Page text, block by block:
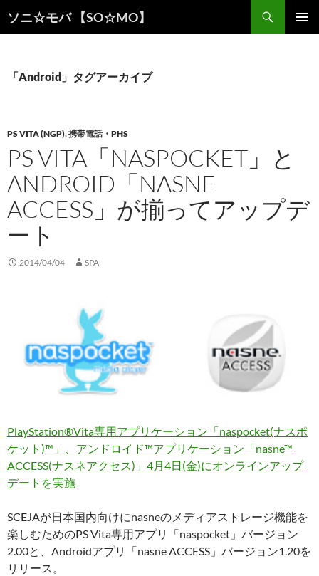
ソニ☆モバ 【SO☆MO】
索
ン
キ
ッ
プ
「Android」タグアーカイブ
PS VITA (NGP),携帯電話・PHS
PS VITA「NASPOCKET」と
ANDROID「NASNE
ACCESS」が揃ってアップデ
ート
2014/04/04 SPA
PlayStation®Vita専用アプリケーション「naspocket(ナスポ
ケット)™」、アンドロイド™アプリケーション「nasne™
ACCESS(ナスネアクセス)」4月4日(金)にオンラインアップ
デートを実施
SCEJAが日本国内向けにnasneのメディアストレージ機能を
楽しむためのPS Vita専用アプリ「naspocket」バージョン
2.00と、Androidアプリ「nasne ACCESS」バージョン1.20を
リリース。